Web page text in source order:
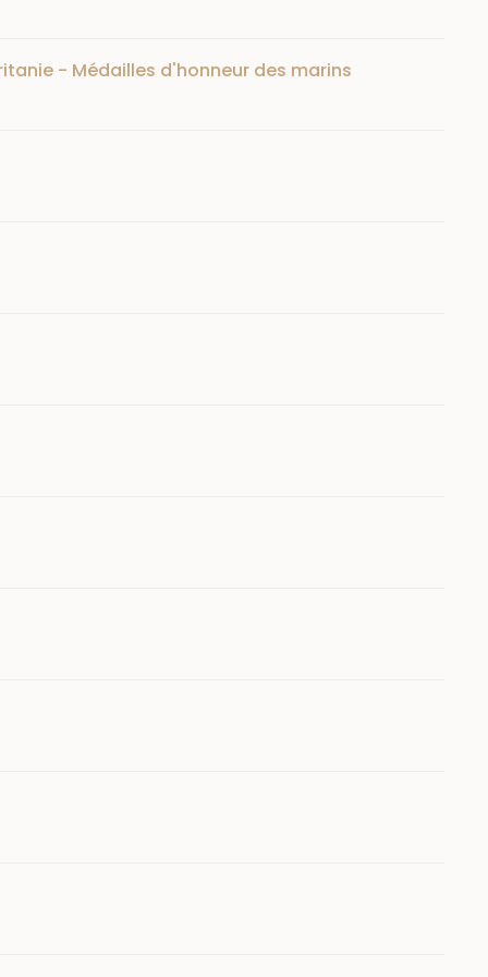
- Médailles d'honneur des marins